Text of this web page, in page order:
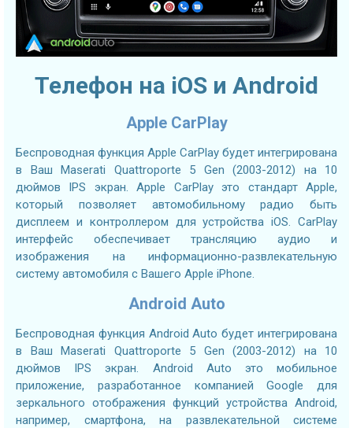
Телефон на iOS и Android
Apple CarPlay
Беспроводная функция Apple CarPlay будет интегрирована
в Ваш Maserati Quattroporte 5 Gen (2003-2012) на 10
дюймов IPS экран. Apple CarPlay это стандарт Apple,
который позволяет автомобильному радио быть
дисплеем и контроллером для устройства iOS. CarPlay
интерфейс обеспечивает трансляцию аудио и
изображения на информационно-развлекательную
систему автомобиля с Вашего Apple iPhone.
Android Auto
Беспроводная функция Android Auto будет интегрирована
в Ваш Maserati Quattroporte 5 Gen (2003-2012) на 10
дюймов IPS экран. Android Auto это мобильное
приложение, разработанное компанией Google для
зеркального отображения функций устройства Android,
например, смартфона, на развлекательной системе